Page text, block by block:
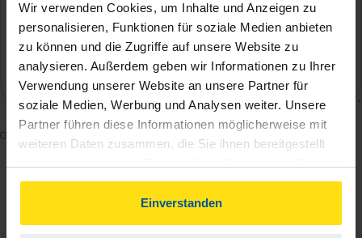
Wir verwenden Cookies, um Inhalte und Anzeigen zu
personalisieren, Funktionen für soziale Medien anbieten
zu können und die Zugriffe auf unsere Website zu
analysieren. Außerdem geben wir Informationen zu Ihrer
Verwendung unserer Website an unsere Partner für
soziale Medien, Werbung und Analysen weiter. Unsere
Partner führen diese Informationen möglicherweise mit
weiteren Daten zusammen, die Sie ihnen bereitgestellt
gesammelt haben. Indem Sie auf Einverstanden klicken,
können Sie der Verwendung von Cookies, gemäß
unserer
Einverstanden
Mit dem Absenden des Kontaktformulars erkläre ich
Bearbeitung meines Anliegens sowie zur internen
Analyse der Zugriffsquelle verwendet werden.
DieDatenschutzbestimmungenhabe ich zur